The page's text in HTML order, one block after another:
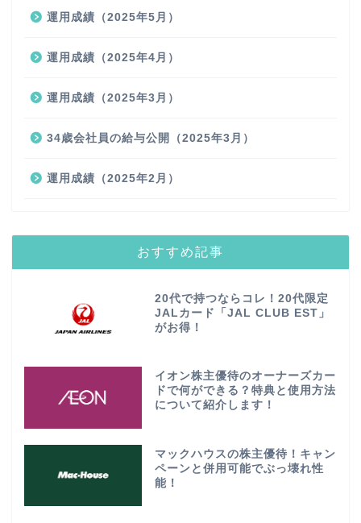
運用成績（2025年5月）
運用成績（2025年4月）
運用成績（2025年3月）
34歳会社員の給与公開（2025年3月）
運用成績（2025年2月）
おすすめ記事
20代で持つならコレ！20代限定
JALカード「JAL CLUB EST」
がお得！
イオン株主優待のオーナーズカー
ドで何ができる？特典と使用方法
について紹介します！
マックハウスの株主優待！キャン
ペーンと併用可能でぶっ壊れ性
能！